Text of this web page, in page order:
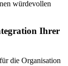
würdevollen
Ihrer
die Organisation